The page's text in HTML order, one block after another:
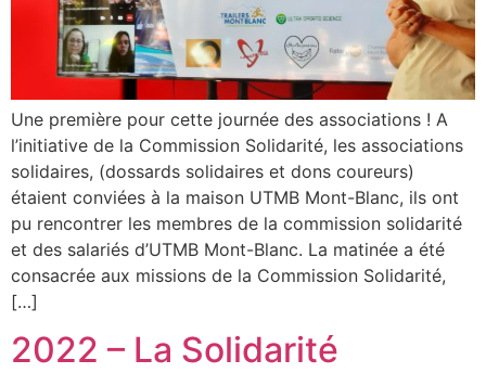
Une première pour cette journée des associations ! A
l’initiative de la Commission Solidarité, les associations
solidaires, (dossards solidaires et dons coureurs)
étaient conviées à la maison UTMB Mont-Blanc, ils ont
pu rencontrer les membres de la commission solidarité
et des salariés d’UTMB Mont-Blanc. La matinée a été
consacrée aux missions de la Commission Solidarité,
[…]
2022 – La Solidarité